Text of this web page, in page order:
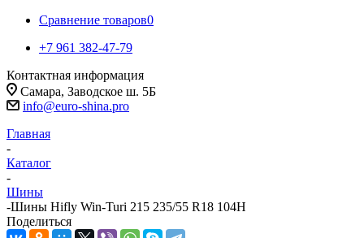
Сравнение товаров0
+7 961 382-47-79
Контактная информация
Самара, Заводское ш. 5Б
info@euro-shina.pro
Главная
-
Каталог
-
Шины
-Шины Hifly Win-Turi 215 235/55 R18 104H
Поделиться